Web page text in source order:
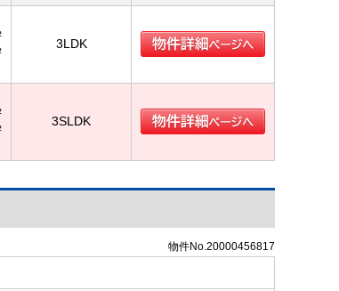
3LDK
3SLDK
物件No.20000456817